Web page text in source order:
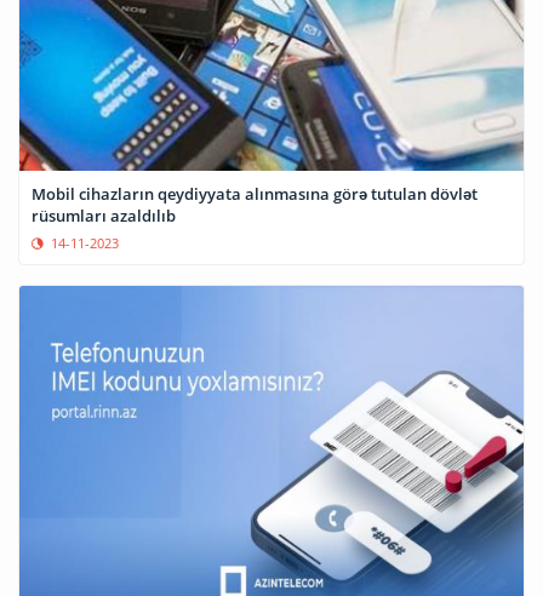
Mobil cihazların qeydiyyata alınmasına görə tutulan dövlət
rüsumları azaldılıb
14-11-2023